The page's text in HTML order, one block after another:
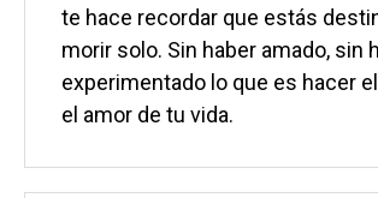
te hace recordar que estás
morir solo. Sin haber amado, sin
experimentado lo que es hacer
el amor de tu vida.